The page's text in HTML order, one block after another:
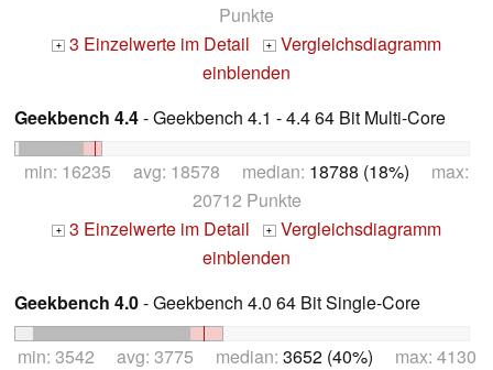
Punkte
+ 3 Einzelwerte im Detail + Vergleichsdiagramm
einblenden
Geekbench 4.4- Geekbench 4.1 - 4.4 64 Bit Multi-Core
min: 16235 avg: 18578 median: 18788 (18%) max:
20712 Punkte
+ 3 Einzelwerte im Detail + Vergleichsdiagramm
einblenden
Geekbench 4.0- Geekbench 4.0 64 Bit Single-Core
min: 3542 avg: 3775 median: 3652 (40%) max: 4130